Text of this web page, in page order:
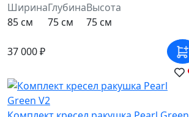
Ширина
85 см
Глубина
75 см
Высота
75 см
37 000 ₽